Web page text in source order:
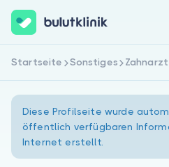
Jetzt registrieren
Startseite Sonstiges
Diese Profilseite wurde
öffentlich verfügbaren
Internet erstellt.